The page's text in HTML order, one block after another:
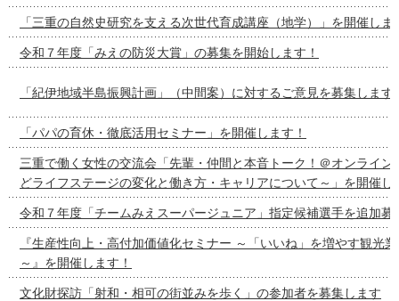
「三重の自然史研究を支える次世代育成講座（地学）」を開催しま
令和７年度「みえの防災大賞」の募集を開始します！
「紀伊地域半島振興計画」（中間案）に対するご意見を募集します
「パパの育休・徹底活用セミナー」を開催します！
三重で働く女性の交流会「先輩・仲間と本音トーク！＠オンライン
どライフステージの変化と働き方・キャリアについて～」を開催し
令和７年度「チームみえスーパージュニア」指定候補選手を追加募
『生産性向上・高付加価値化セミナー ～「いいね」を増やす観光
～』を開催します！
文化財探訪「射和・相可の街並みを歩く」の参加者を募集します